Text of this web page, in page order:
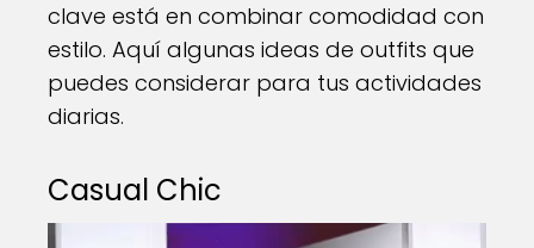
clave está en combinar comodidad con
estilo. Aquí algunas ideas de outfits que
puedes considerar para tus actividades
diarias.
Casual Chic